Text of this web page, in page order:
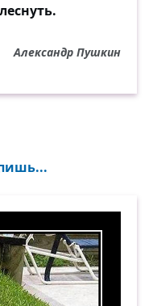
Александр Пушкин